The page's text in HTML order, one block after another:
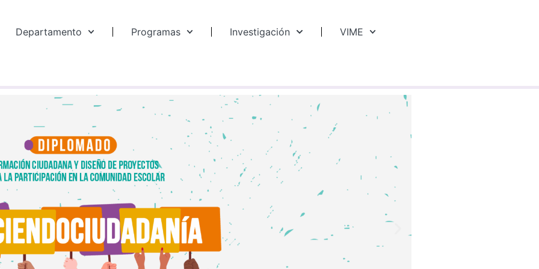
Departamento Programas Investigación VIME